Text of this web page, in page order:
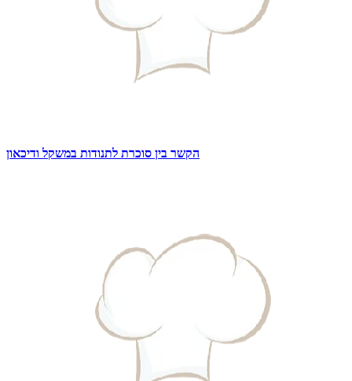
הקשר בין סוכרת לתנודות במשקל ודיכאון